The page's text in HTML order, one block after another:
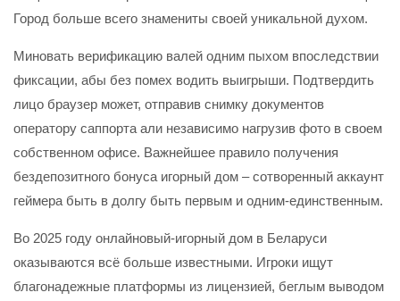
Город больше всего знамениты своей уникальной духом.
Миновать верификацию валей одним пыхом впоследствии
фиксации, абы без помех водить выигрыши. Подтвердить
лицо браузер может, отправив снимку документов
оператору саппорта али независимо нагрузив фото в своем
собственном офисе. Важнейшее правило получения
бездепозитного бонуса игорный дом – сотворенный аккаунт
геймера быть в долгу быть первым и одним-единственным.
Во 2025 году онлайновый-игорный дом в Беларуси
оказываются всё больше известными. Игроки ищут
благонадежные платформы из лицензией, беглым выводом